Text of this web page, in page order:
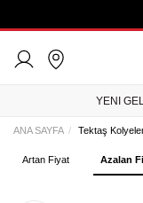
YENI
ANA SAYFA Tektaş
Artan Fiyat Azalan